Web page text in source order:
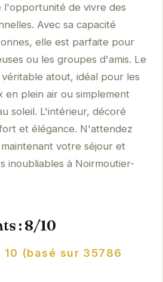
l'opportunité de vivre des
Avec sa capacité
elle est parfaite pour
ou les groupes d'amis. Le
atout, idéal pour les
en plein air ou simplement
soleil. L'intérieur, décoré
et élégance. N'attendez
votre séjour et
inoubliables à Noirmoutier-
: 8/10
10 (basé sur 35786